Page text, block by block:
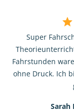
Super
Fahrstunden
ohne Druck. Ich
Sarah